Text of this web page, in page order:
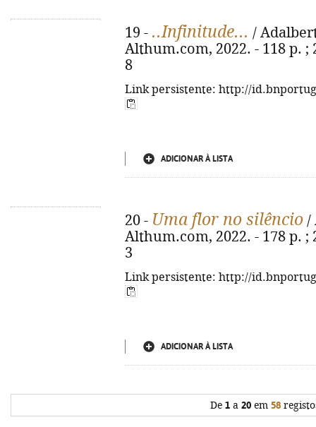
19 - ..Infinitude... /
Althum.com, 2022. - 118 p. ;
8
Link persistente: http://
ADICIONAR À LISTA
20 - Uma flor no silêncio /
Althum.com, 2022. - 178 p. ;
3
Link persistente: http://
ADICIONAR À LISTA
De 1a 20em 58